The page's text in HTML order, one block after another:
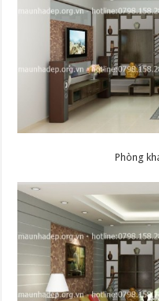
Phòng